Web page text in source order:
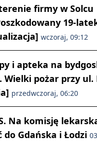
firmy w Solcu
19-
wczoraj, 09:12
i apteka na
Wielki pożar przy ul.
przedwczoraj, 06:20
Na komisję
do Gdańska i Łodzi